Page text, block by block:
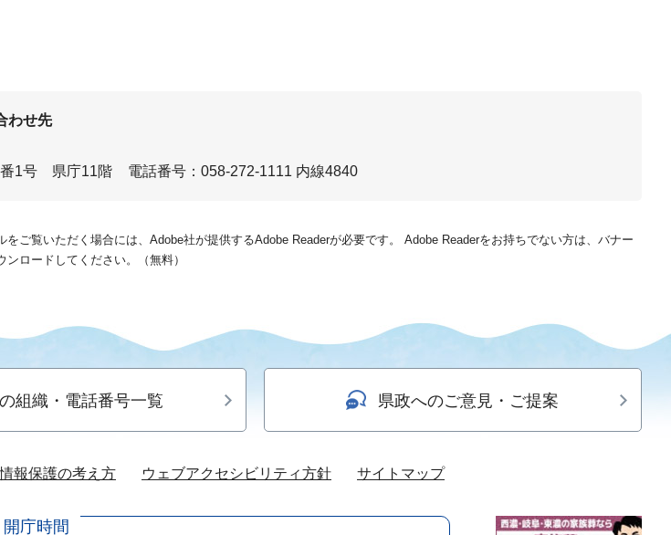
わせ先
番1号 県庁11階 電話番号：058-272-1111 内線4840
をご覧いただく場合には、Adobe社が提供するAdobe Readerが必要です。
Adobe Readerをお持ちでない方は、バナー
ンロードしてください。（無料）
組織・電話番号一覧 県政へのご意見・ご提案
報保護の考え方 ウェブアクセシビリティ方針 サイトマップ
開庁時間